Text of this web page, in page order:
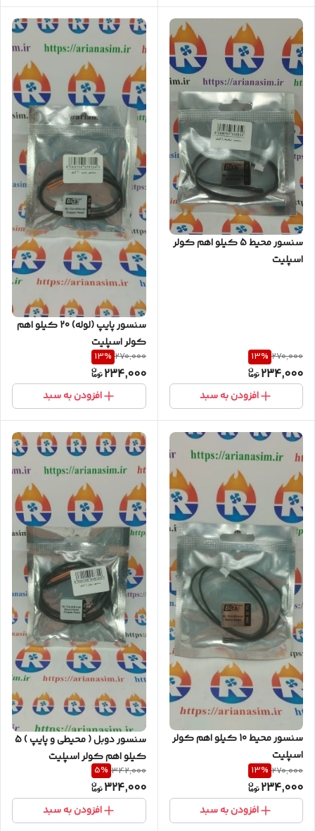
سنسور محیط 5 کیلو اهم کولر
اسپلیت
270,000
13%
234,000
افزودن به سبد
سنسور پایپ (لوله) 20 کیلو اهم
کولر اسپلیت
270,000
13%
234,000
افزودن به سبد
سنسور محیط 10 کیلو اهم کولر
اسپلیت
270,000
13%
234,000
افزودن به سبد
سنسور دوبل ( محیطی و پایپ ) 5
کیلو اهم کولر اسپلیت
342,000
5%
324,000
افزودن به سبد